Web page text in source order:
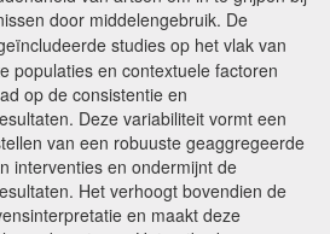
door middelengebruik. De
studies op het vlak van
populaties en contextuele factoren
op de consistentie en
Deze variabiliteit vormt een
van een robuuste geaggregeerde
interventies en ondermijnt de
Het verhoogt bovendien de
en maakt deze